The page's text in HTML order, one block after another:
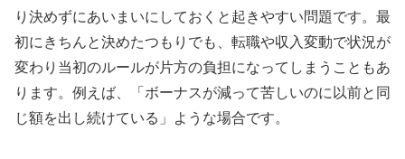
り決めずにあいまいにしておくと起きやすい問題です。最
初にきちんと決めたつもりでも、転職や収入変動で状況が
変わり当初のルールが片方の負担になってしまうこともあ
ります。例えば、「ボーナスが減って苦しいのに以前と同
じ額を出し続けている」ような場合です。